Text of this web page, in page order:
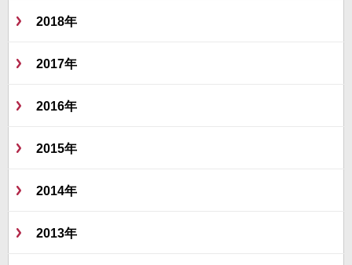
2018年
2017年
2016年
2015年
2014年
2013年